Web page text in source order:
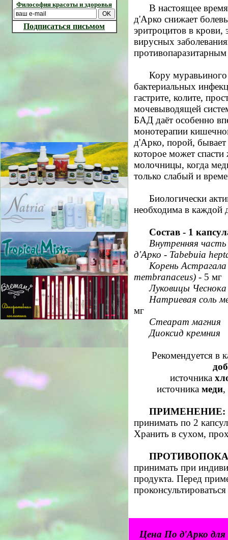
Философия красоты и здоровья
Подписаться письмом
В настоящее
д'Арко снижает
эритроцитов в
вирусных
Кору
бактериальных
гастрите, колите,
мочевыводящей
БАД даёт особенно
монотерапии
д'Арко, порой,
которое может
молочницы, когда
только слабый и
Биологически
необходима в каждой
Состав - 1
Внутренняя
д'Арко - Tabebuia
Корень
membranaceus) - 5 мг
Луковицы
Натриевая соль
мг
Стеарат магния
Диоксид кремния
Рекомендуется в
источника
источника меди,
ПРИМЕНЕНИЕ:
принимать по 2
Хранить в сухом,
принимать при
продукта. Перед
Цена По д'Арко